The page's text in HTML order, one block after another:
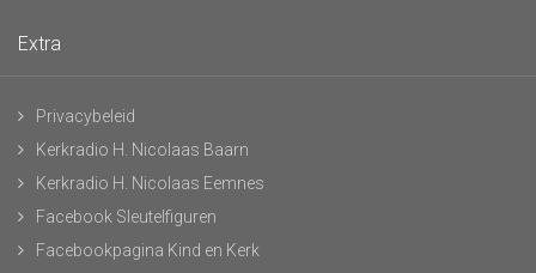
Extra
Privacybeleid
Kerkradio H. Nicolaas Baarn
Kerkradio H. Nicolaas Eemnes
Facebook Sleutelfiguren
Facebookpagina Kind en Kerk